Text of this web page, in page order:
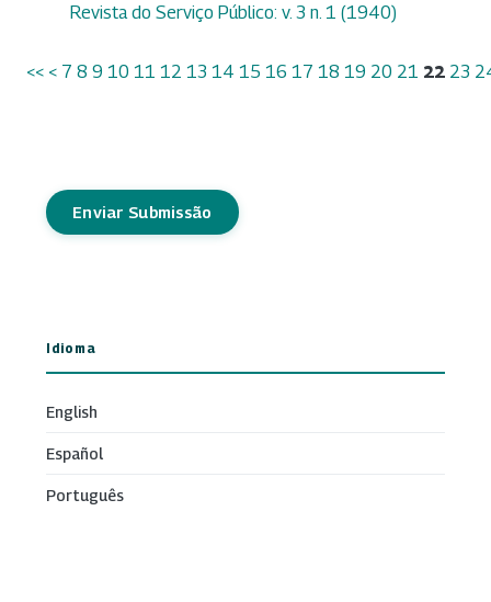
Revista do Serviço Público: v. 3 n. 1 (1940)
<< < 7 8 9 10 11 12 13 14 15 16 17 18 19 20 21 22 23
Enviar Submissão
Idioma
English
Español
Português